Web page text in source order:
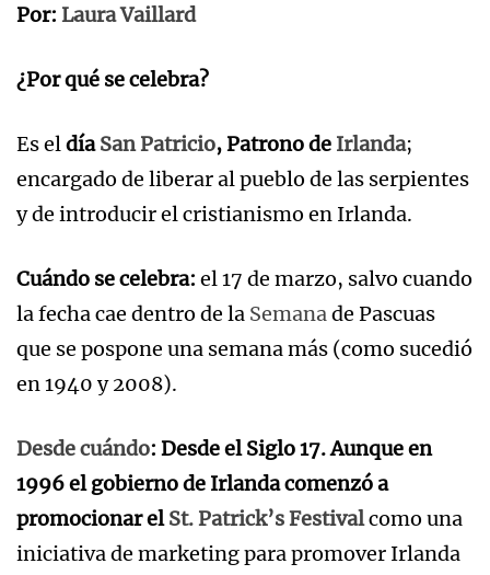
Por: Laura Vaillard
¿Por qué se celebra?
Es eldíaSan Patricio, Patrono de Irlanda;
encargado de liberar al pueblo de las serpientes
y de introducir el cristianismo en Irlanda.
Cuándo se celebra: el 17 de marzo, salvo cuando
la fecha cae dentro de la Semanade Pascuas
que se pospone una semana más (como sucedió
en 1940 y 2008).
Desde cuándo: Desde el Siglo 17. Aunque en
1996 el gobierno de Irlanda comenzó a
promocionar elSt. Patrick’s Festivalcomo una
iniciativa de marketing para promover Irlanda